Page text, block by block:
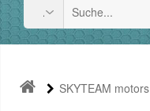
SKYTEAM motors